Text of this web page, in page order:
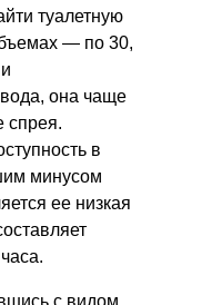
туалетную
— по 30,
она чаще
спрея.
в
минусом
ее низкая
с видом